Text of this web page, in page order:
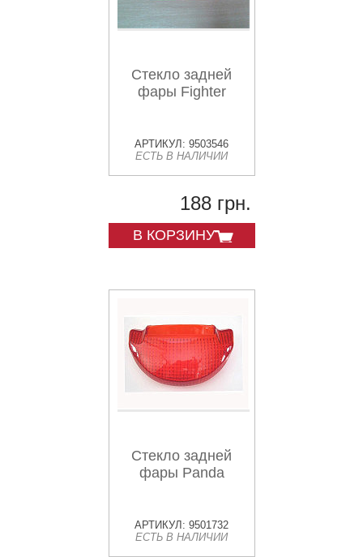
Стекло задней
фары Fighter
АРТИКУЛ: 9503546
ЕСТЬ В НАЛИЧИИ
188 грн.
В КОРЗИНУ
Стекло задней
фары Panda
АРТИКУЛ: 9501732
ЕСТЬ В НАЛИЧИИ